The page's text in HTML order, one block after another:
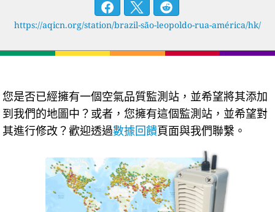
https://aqicn.org/station/brazil-são-leopoldo-rua-américa/hk/
您是否已經擁有一個空氣品質監測站，並希望將其添加
到我們的地圖中？或者，您擁有這個監測站，並希望對
其進行修改？歡迎透過數據回饋頁面與我們聯繫。